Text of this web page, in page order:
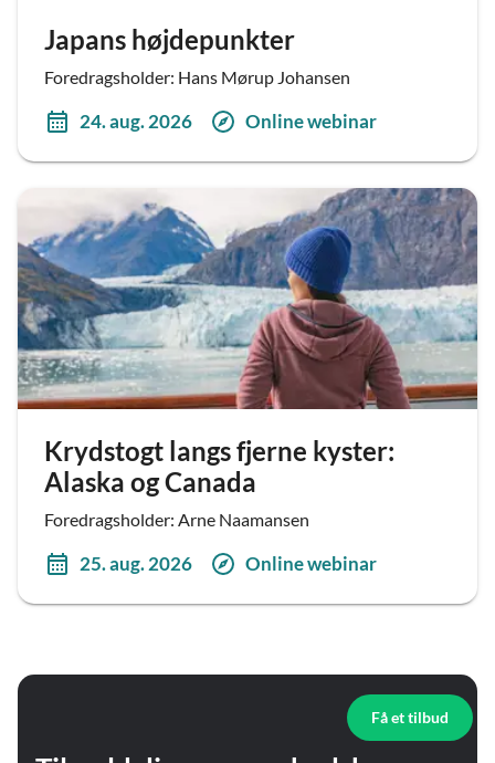
Få et tilbud
Japans højdepunkter
Foredragsholder: Hans Mørup Johansen
24. aug. 2026 Online webinar
Krydstogt langs fjerne kyster:
Alaska og Canada
Foredragsholder: Arne Naamansen
25. aug. 2026 Online webinar